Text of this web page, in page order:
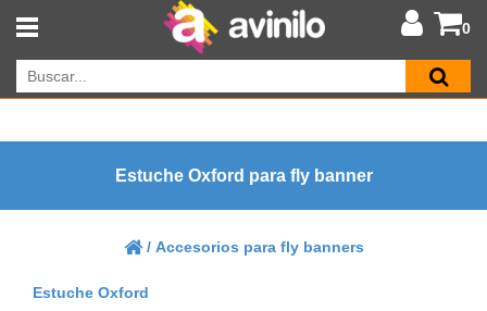
0
Estuche Oxford para fly banner
/ Accesorios para fly banners
Estuche Oxford